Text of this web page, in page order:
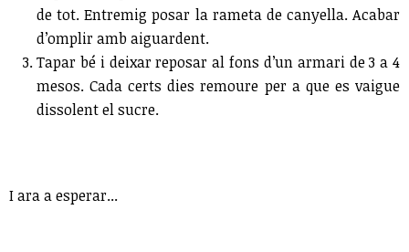
de tot. Entremig posar la rameta de canyella. Acabar
d’omplir amb aiguardent.
Tapar bé i deixar reposar al fons d’un armari de 3 a 4
mesos. Cada certs dies remoure per a que es vaigue
dissolent el sucre.
I ara a esperar...